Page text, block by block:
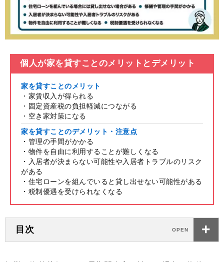
個人が家を貸すことのメリットとデメリット
家を貸すことのメリット
・家賃収入が得られる
・固定資産税の負担軽減につながる
・空き家対策になる
家を貸すことのデメリット・注意点
・管理の手間がかかる
・物件を自由に利用することが難しくなる
・入居者が決まらない可能性や入居者トラブルのリスク
がある
・住宅ローンを組んでいると貸し出せない可能性がある
・税制優遇を受けられなくなる
目次